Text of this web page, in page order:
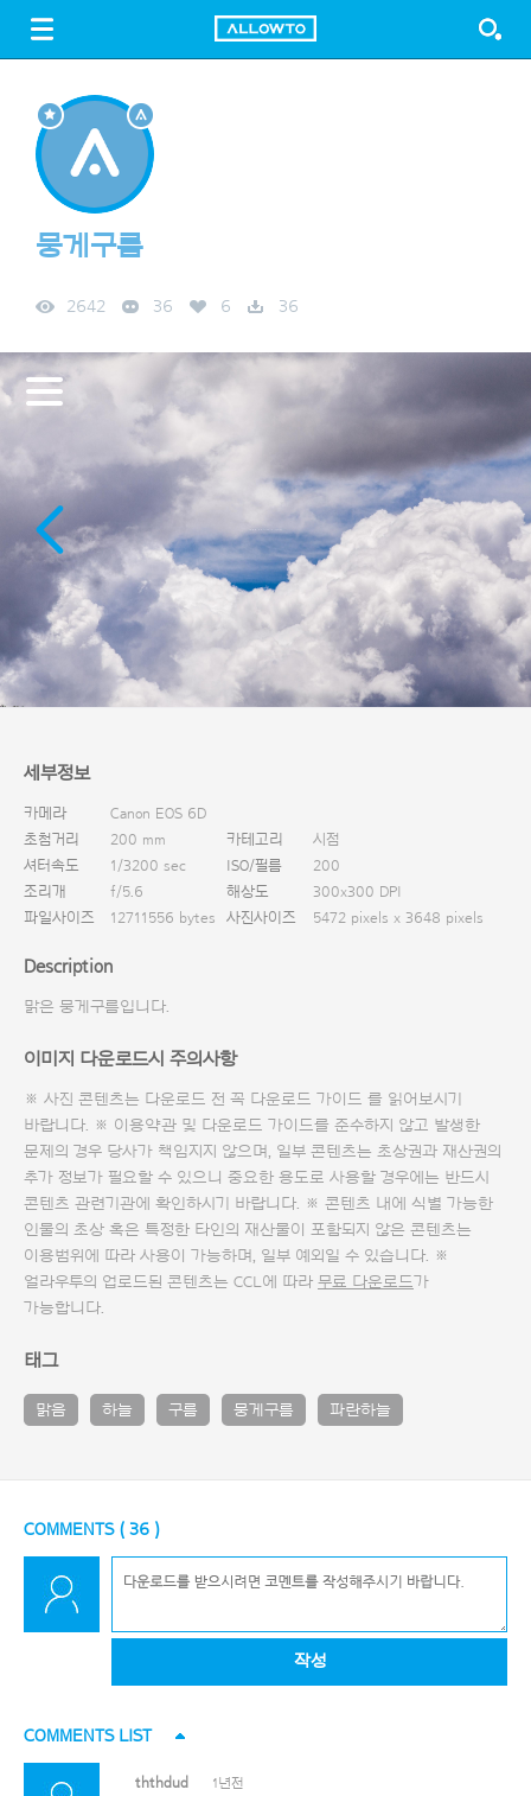
FREE DOWNLOAD
뭉게구름
2642 36 6 36
세부정보
카메라
Canon EOS 6D
초첨거리
200 mm 카테고리
시점
셔터속도
1/3200 sec ISO/필름
200
조리개
f/5.6 해상도
300x300 DPI
파일사이즈
12711556 bytes 사진사이즈 5472 pixels x 3648 pixels
Description
맑은 뭉게구름입니다.
이미지 다운로드시 주의사항
※ 사진 콘텐츠는 다운로드 전 꼭 다운로드 가이드 를 읽어보시기
바랍니다. ※ 이용약관 및 다운로드 가이드를 준수하지 않고 발생한
문제의 경우 당사가 책임지지 않으며, 일부 콘텐츠는 초상권과 재산권의
추가 정보가 필요할 수 있으니 중요한 용도로 사용할 경우에는 반드시
콘텐츠 관련기관에 확인하시기 바랍니다. ※ 콘텐츠 내에 식별 가능한
인물의 초상 혹은 특정한 타인의 재산물이 포함되지 않은 콘텐츠는
이용범위에 따라 사용이 가능하며, 일부 예외일 수 있습니다. ※
얼라우투의 업로드된 콘텐츠는 CCL에 따라 무료 다운로드가
가능합니다.
태그
맑음 하늘 구름 뭉게구름 파란하늘
COMMENTS ( 36 )
작성
COMMENTS LIST
ththdud 1년전